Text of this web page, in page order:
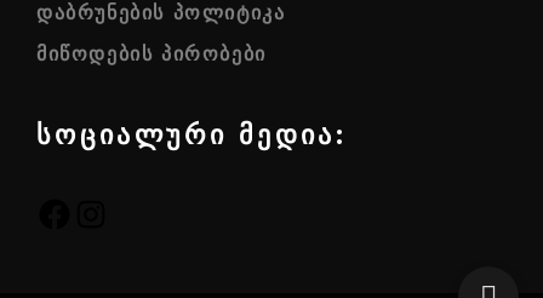
ᲓᲐᲑᲠᲣᲜᲔᲑᲘᲡ ᲞᲝᲚᲘᲢᲘᲙᲐ
ᲛᲘᲬᲝᲓᲔᲑᲘᲡ ᲞᲘᲠᲝᲑᲔᲑᲘ
სოციალური მედია: